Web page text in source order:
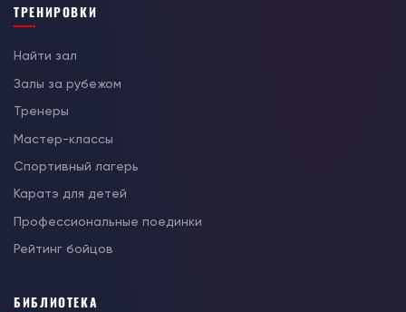
ТРЕНИРОВКИ
Найти зал
Залы за рубежом
Тренеры
Мастер-классы
Спортивный лагерь
Каратэ для детей
Профессиональные поединки
Рейтинг бойцов
БИБЛИОТЕКА